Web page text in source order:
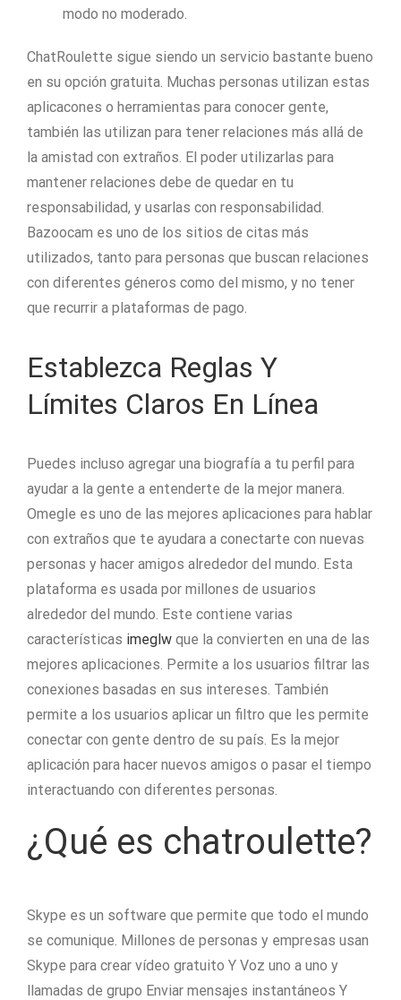
modo no moderado.
ChatRoulette sigue siendo un servicio bastante bueno
en su opción gratuita. Muchas personas utilizan estas
aplicacones o herramientas para conocer gente,
también las utilizan para tener relaciones más allá de
la amistad con extraños. El poder utilizarlas para
mantener relaciones debe de quedar en tu
responsabilidad, y usarlas con responsabilidad.
Bazoocam es uno de los sitios de citas más
utilizados, tanto para personas que buscan relaciones
con diferentes géneros como del mismo, y no tener
que recurrir a plataformas de pago.
Establezca Reglas Y
Límites Claros En Línea
Puedes incluso agregar una biografía a tu perfil para
ayudar a la gente a entenderte de la mejor manera.
Omegle es uno de las mejores aplicaciones para hablar
con extraños que te ayudara a conectarte con nuevas
personas y hacer amigos alrededor del mundo. Esta
plataforma es usada por millones de usuarios
alrededor del mundo. Este contiene varias
características imeglw que la convierten en una de las
mejores aplicaciones. Permite a los usuarios filtrar las
conexiones basadas en sus intereses. También
permite a los usuarios aplicar un filtro que les permite
conectar con gente dentro de su país. Es la mejor
aplicación para hacer nuevos amigos o pasar el tiempo
interactuando con diferentes personas.
¿Qué es chatroulette?
Skype es un software que permite que todo el mundo
se comunique. Millones de personas y empresas usan
Skype para crear vídeo gratuito Y Voz uno a uno y
llamadas de grupo Enviar mensajes instantáneos Y